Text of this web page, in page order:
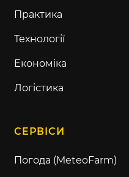
Практика
Технології
Економіка
Логістика
СЕРВІСИ
Погода (MeteoFarm)